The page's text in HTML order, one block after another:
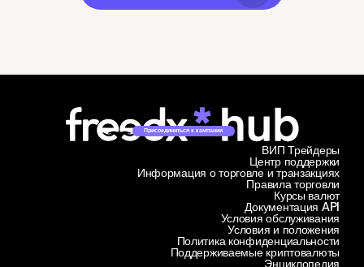
Присоединиться к кампании
Центр поддержки
Информация о торговле и транзакциях
ВИП Трейдеры
Правила торговли
Курсы валют
Документация API
Условия обслуживания
Условия и положения
Политика конфиденциальности
Поддерживаемые криптовалюты
Энциклопедия